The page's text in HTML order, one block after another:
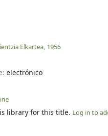
Elkartea, 1956
electrónico
library for this title. Log in to